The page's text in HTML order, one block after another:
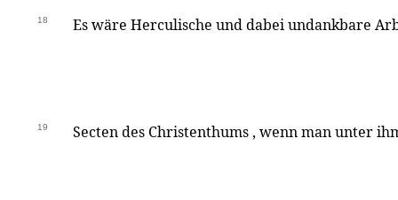
18 Es wäre Herculische und dabei undankbare
19 Secten des Christenthums , wenn man unter